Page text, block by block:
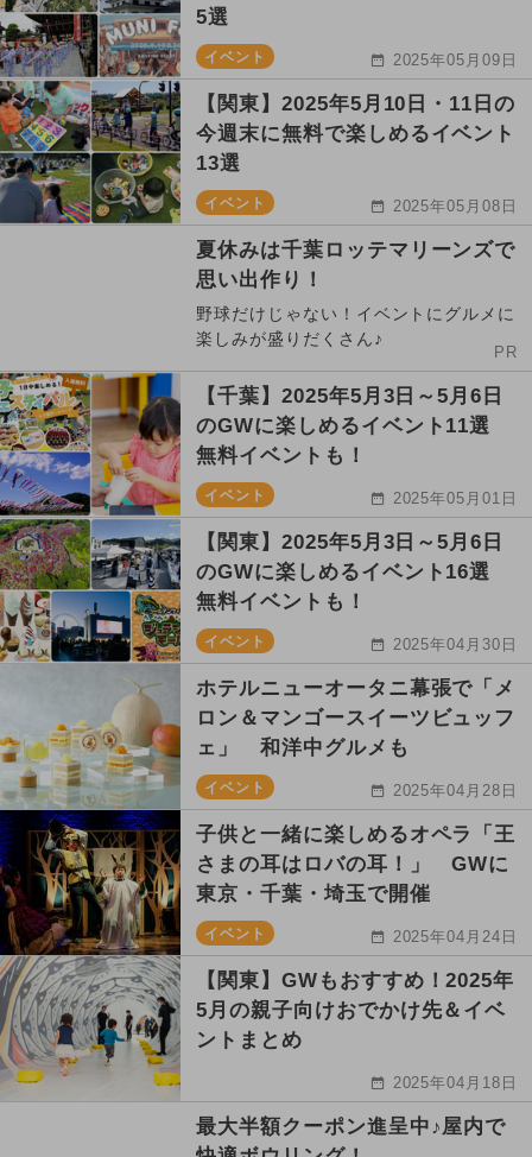
5選
イベント 2025年05月09日
【関東】2025年5月10日・11日の
今週末に無料で楽しめるイベント
13選
イベント 2025年05月08日
夏休みは千葉ロッテマリーンズで
思い出作り！
野球だけじゃない！イベントにグルメに
楽しみが盛りだくさん♪
PR
【千葉】2025年5月3日～5月6日
のGWに楽しめるイベント11選
無料イベントも！
イベント 2025年05月01日
【関東】2025年5月3日～5月6日
のGWに楽しめるイベント16選
無料イベントも！
イベント 2025年04月30日
ホテルニューオータニ幕張で「メ
ロン＆マンゴースイーツビュッフ
ェ」 和洋中グルメも
イベント 2025年04月28日
子供と一緒に楽しめるオペラ「王
さまの耳はロバの耳！」 GWに
東京・千葉・埼玉で開催
イベント 2025年04月24日
【関東】GWもおすすめ！2025年
5月の親子向けおでかけ先＆イベ
ントまとめ
2025年04月18日
最大半額クーポン進呈中♪屋内で